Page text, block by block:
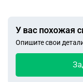
У вас похожая
Опишите свои